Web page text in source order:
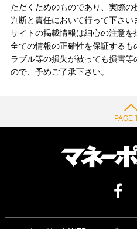
ただくためのものであり、実際
判断と責任において行って下さ
サイトの掲載情報は細心の注意
全ての情報の正確性を保証するも
ラブル等の損失が被っても損害
ので、予めご了承下さい。
PAGE